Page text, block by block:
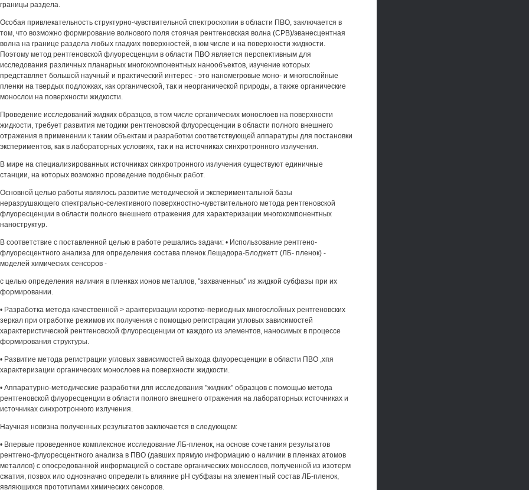
границы раздела.
Особая привлекательность структурно-чувствительной спектроскопии в области ПВО, заключается в
том, что возможно формирование волнового поля стоячая рентгеновская волна (СРВ)/эванесцентная
волна на границе раздела любых гладких поверхностей, в юм числе и на поверхности жидкости.
Поэтому метод рентгеновской флуоресценции в области ПВО является перспективным для
исследования различных планарных многокомпонентных нанообъектов, изучение которых
представляет большой научный и практический интерес - это наномегровые моно- и многослойные
пленки на твердых подложках, как органической, так и неорганической природы, а также органические
монослои на поверхности жидкости.
Проведение исследований жидких образцов, в том числе органических монослоев на поверхности
жидкости, требует развития методики рентгеновской флуоресценции в области полного внешнего
отражения в применении к таким объектам и разработки соответствующей аппаратуры для постановки
экспериментов, как в лабораторных условиях, так и на источниках синхротронного излучения.
В мире на специализированных источниках синхротронного излучения существуют единичные
станции, на которых возможно проведение подобных работ.
Основной целью работы являлось развитие методической и экспериментальной базы
неразрушающего спектрально-селективного поверхностно-чувствительного метода рентгеновской
флуоресценции в области полного внешнего отражения для характеризации многокомпонентных
наноструктур.
В соответствие с поставленной целью в работе решались задачи: • Использование рентгено-
флуоресцентного анализа для определения состава пленок Лещадора-Блоджетт (ЛБ- пленок) -
моделей химических сенсоров -
с целью определения наличия в пленках ионов металлов, "захваченных" из жидкой субфазы при их
формировании.
• Разработка метода качественной > арактеризации коротко-периодных многослойных рентгеновских
зеркал при отработке режимов их получения с помощью регистрации угловых зависимостей
характеристической рентгеновской флуоресценции от каждого из элементов, наносимых в процессе
формирования структуры.
• Развитие метода регистрации угловых зависимостей выхода флуоресценции в области ПВО ,хпя
характеризации органических монослоев на поверхности жидкости.
• Аппаратурно-методические разработки для исследования "жидких" образцов с помощью метода
рентгеновской флуоресценции в области полного внешнего отражения на лабораторных источниках и
источниках синхротронного излучения.
Научная новизна полученных результатов заключается в следующем:
• Впервые проведенное комплексное исследование ЛБ-пленок, на основе сочетания результатов
рентгено-флуоресцентного анализа в ПВО (давших прямую информацию о наличии в пленках атомов
металлов) с опосредованной информацией о составе органических монослоев, полученной из изотерм
сжатия, позвох ило однозначно определить влияние рН субфазы на элементный состав ЛБ-пленок,
являющихся прототипами химических сенсоров.